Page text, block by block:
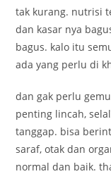
tak kurang. nutrisi
dan kasar nya
bagus. kalo itu
ada yang perlu di
dan gak perlu
penting lincah,
tanggap. bisa
saraf, otak dan
normal dan baik.